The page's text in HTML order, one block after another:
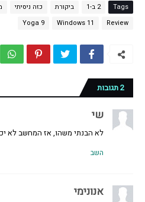
Tags 2 ב-1 ביקורת כזה ניסיתי
Review
Windows 11
Yoga 9
2 תגובות
שי
לא הבנתי משהו, אז המחשב לא
השב
אנונימי